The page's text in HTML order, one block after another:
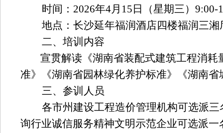
时间： 2026年4月 15 日（星期三） 9:00-
地点：长沙延年福润酒店四楼福润三
二、 培训内容
宣贯解读《湖南省装配式建筑工程消耗
准》
《湖南省园林绿化养护标准》
《湖南
三、参训人员
各市州建设工程造价管理机构可选派三
询行业诚信服务精神文明示范企业可选派一